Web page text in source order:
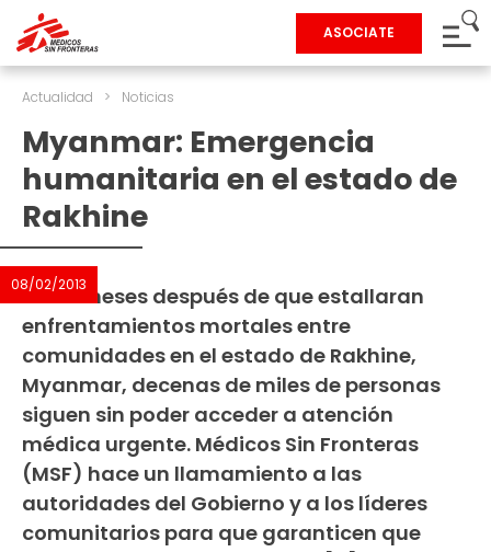
ASOCIATE
Actualidad > Noticias
Myanmar: Emergencia
humanitaria en el estado de
Rakhine
08/02/2013
Ocho meses después de que estallaran
enfrentamientos mortales entre
comunidades en el estado de Rakhine,
Myanmar, decenas de miles de personas
siguen sin poder acceder a atención
médica urgente. Médicos Sin Fronteras
(MSF) hace un llamamiento a las
autoridades del Gobierno y a los líderes
comunitarios para que garanticen que